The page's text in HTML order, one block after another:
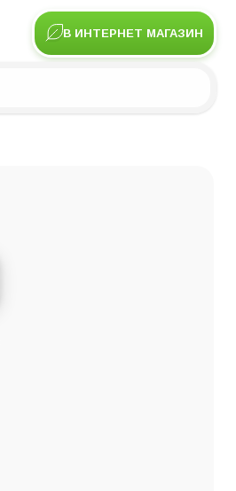
В ИНТЕРНЕТ МАГАЗИН